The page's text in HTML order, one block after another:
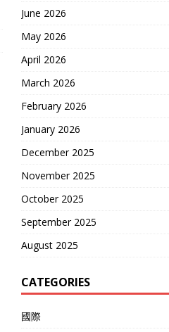
June 2026
May 2026
April 2026
March 2026
February 2026
January 2026
December 2025
November 2025
October 2025
September 2025
August 2025
CATEGORIES
國際